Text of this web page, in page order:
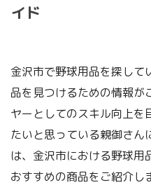
イド
金沢市で野球用品を探して
品を見つけるための情報が
ヤーとしてのスキル向上を
たいと思っている親御さん
は、金沢市における野球用
おすすめの商品をご紹介し